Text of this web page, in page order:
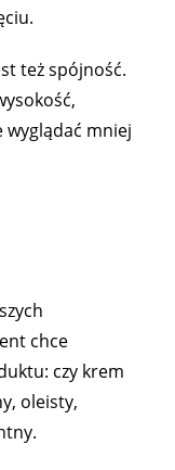
też spójność.
wyglądać mniej
chce
czy krem
oleisty,